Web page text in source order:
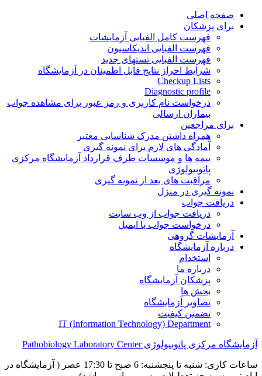
Skip
صفحه اصلی
برای پزشکان
فهرست کامل الفبایی آزمایشات
فهرست الفبایی اندیکاسیون
فهرست الفبایی تستهای جدید
شرایط احراز نتایج قابل اطمینان در آزمایشگاه
Checkup Lists
Diagnostic profile
درخواست نام کاربری و رمز عبور برای مشاهده جواب
بیماران ارسالی
برای مراجعین
همراه داشتن مدرک شناسایی معتبر
آمادگی های لازم برای نمونه گیری
بیمه ها و موسسات طرف قرارداد آزمایشگاه مرکزی
پاتوبیولوژی
مراقبت های بعد از نمونه گیری
نمونه گیری در منزل
دریافت جواب
دریافت جواب از وب سایت
درخواست جواب با ایمیل
آزمایشات گروهی
درباره آزمایشگاه
استخدام
درباره ما
پزشکان آزمایشگاه
بخش ها
تصاویر آزمایشگاه
تضمین کیفیت
IT (Information Technology) Department
آزمایشگاه مرکزی پاتوبیولوژی Pathobiology Laboratory Center
ساعات کاری: شنبه تا پنجشنبه: 6 صبح تا 17:30 عصر ( آزمایشگاه در